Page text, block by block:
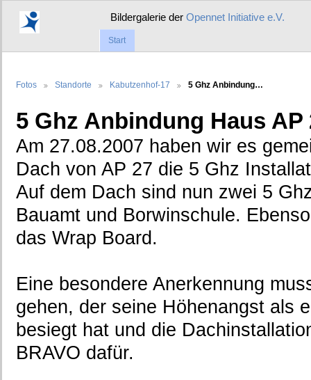
Bildergalerie derOpennet Initiative e.V.
Start
Fotos Standorte Kabutzenhof-17 5 Ghz Anbindung…
5 Ghz Anbindung Haus AP
Am 27.08.2007 haben wir es
Dach von AP 27 die 5 Ghz
Auf dem Dach sind nun zwei 5
Bauamt und Borwinschule.
das Wrap Board.
Eine besondere Anerkennung
gehen, der seine Höhenangst als
besiegt hat und die
BRAVO dafür.